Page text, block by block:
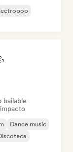
bailable
Dance music